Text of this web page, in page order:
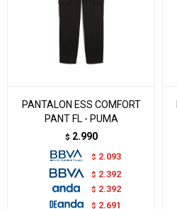
PANTALON ESS COMFORT
PANT FL - PUMA
$ 2.990
$ 2.093
$ 2.392
$ 2.392
$ 2.691